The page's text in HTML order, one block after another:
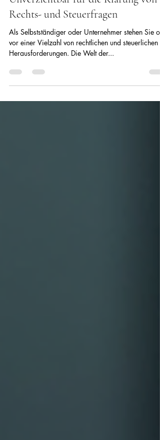
Steuerberater / Rechtsanwälte:
Unverzichtbar für die Klärung von
Rechts- und Steuerfragen
Als Selbstständiger oder Unternehmer stehen Sie oft
vor einer Vielzahl von rechtlichen und steuerlichen